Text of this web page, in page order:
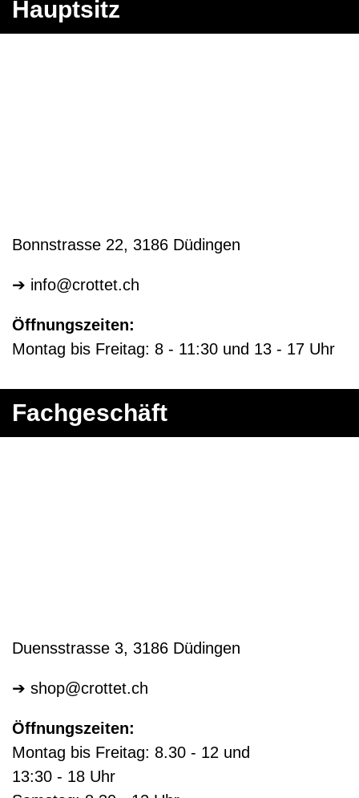
Hauptsitz
Bonnstrasse 22, 3186 Düdingen
➔ info@crottet.ch
Öffnungszeiten:
Montag bis Freitag: 8 - 11:30 und 13 - 17 Uhr
Fachgeschäft
Duensstrasse 3, 3186 Düdingen
➔ shop@crottet.ch
Öffnungszeiten:
Montag bis Freitag: 8.30 - 12 und
13:30 - 18 Uhr